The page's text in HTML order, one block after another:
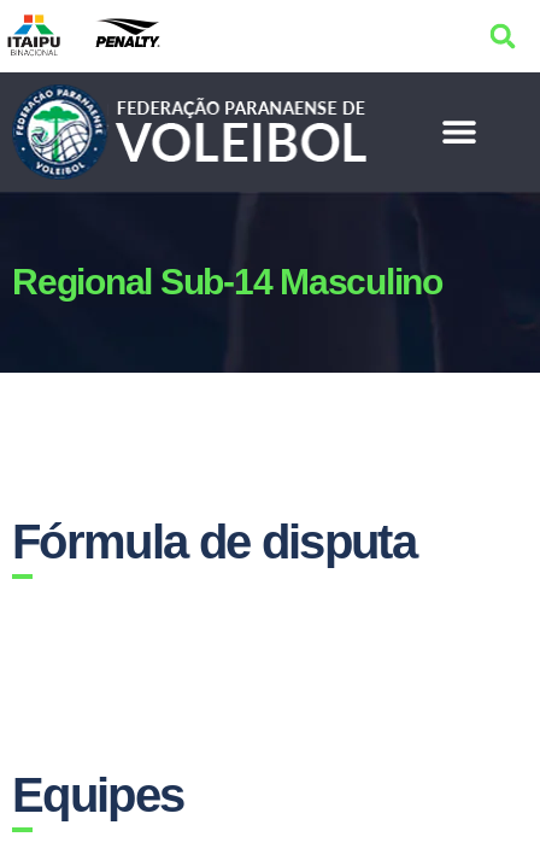
Regional Sub-14 Masculino
Fórmula de disputa
Equipes